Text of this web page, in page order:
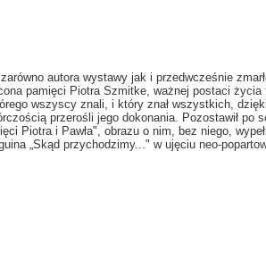
autora wystawy jak i przedwcześnie
pamięci Piotra Szmitke, ważnej postaci
wszyscy znali, i który znał wszystkich,
przerośli jego dokonania. Pozostawił po
Piotra i Pawła", obrazu o nim, bez niego,
„Skąd przychodzimy..." w ujęciu neo-